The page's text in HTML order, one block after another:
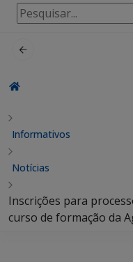
Pesquisar
por:
Informativos
Notícias
Inscrições para
curso de formação da